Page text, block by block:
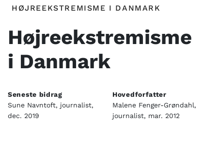
HØJREEKSTREMISME I DANMARK
Højreekstremisme
i Danmark
Seneste bidrag
Sune Navntoft, journalist,
dec. 2019
Hovedforfatter
Malene Fenger-Grøndahl,
journalist, mar. 2012